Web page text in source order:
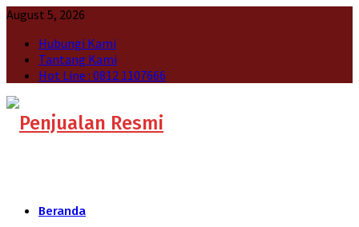
August 5, 2026
Hubungi Kami
Tantang Kami
Hot Line : 0812 1107666
Beranda